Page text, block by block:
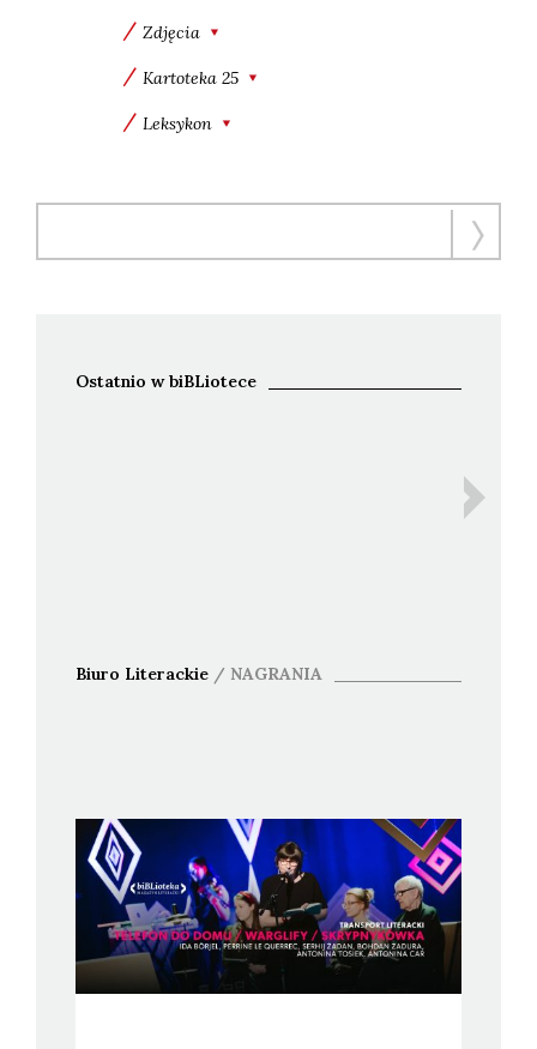
Zdjęcia
Kartoteka 25
Leksykon
Ostatnio w biBLiotece
Biuro Literackie/ NAGRANIA